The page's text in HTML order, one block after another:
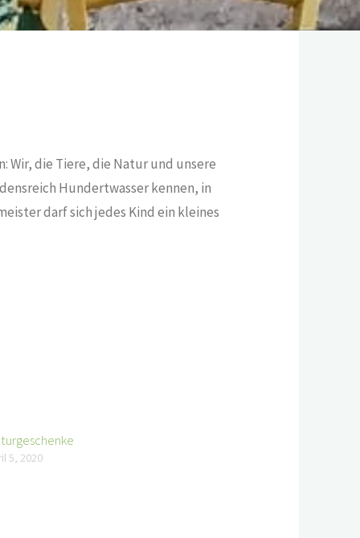
Wir, die Tiere, die Natur und unsere
Hundertwasser kennen, in
darf sich jedes Kind ein kleines
5, 2020